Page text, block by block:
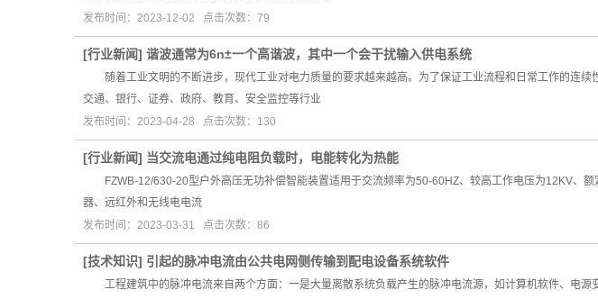
发布时间：2023-12-02 点击次数：79
[行业新闻] 谐波通常为6n±一个高谐波，其中一个会干扰输入供电系统
随着工业文明的不断进步，现代工业对电力质量的要求越来越高。为了保证工业流程和日常工作的连续
交通、银行、证券、政府、教育、安全监控等行业
发布时间：2023-04-28 点击次数：130
[行业新闻] 当交流电通过纯电阻负载时，电能转化为热能
FZWB-12/630-20型户外高压无功补偿智能装置适用于交流频率为50-60HZ、较高工作电压为12KV、
器、远红外和无线电电流
发布时间：2023-03-31 点击次数：86
[技术知识] 引起的脉冲电流由公共电网侧传输到配电设备系统软件
工程建筑中的脉冲电流来自两个方面：一是大量离散系统负载产生的脉冲电流源，如计算机软件、电源